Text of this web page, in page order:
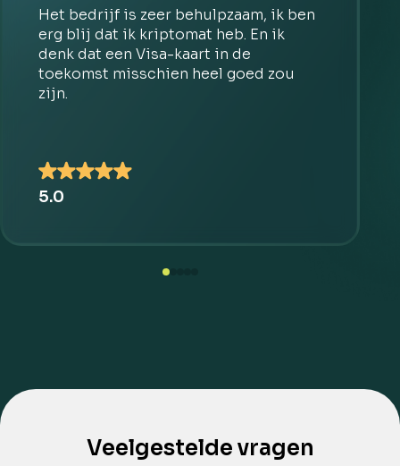
Het bedrijf is zeer behulpzaam, ik ben
erg blij dat ik kriptomat heb. En ik
denk dat een Visa-kaart in de
toekomst misschien heel goed zou
zijn.
5.0
Veelgestelde vragen